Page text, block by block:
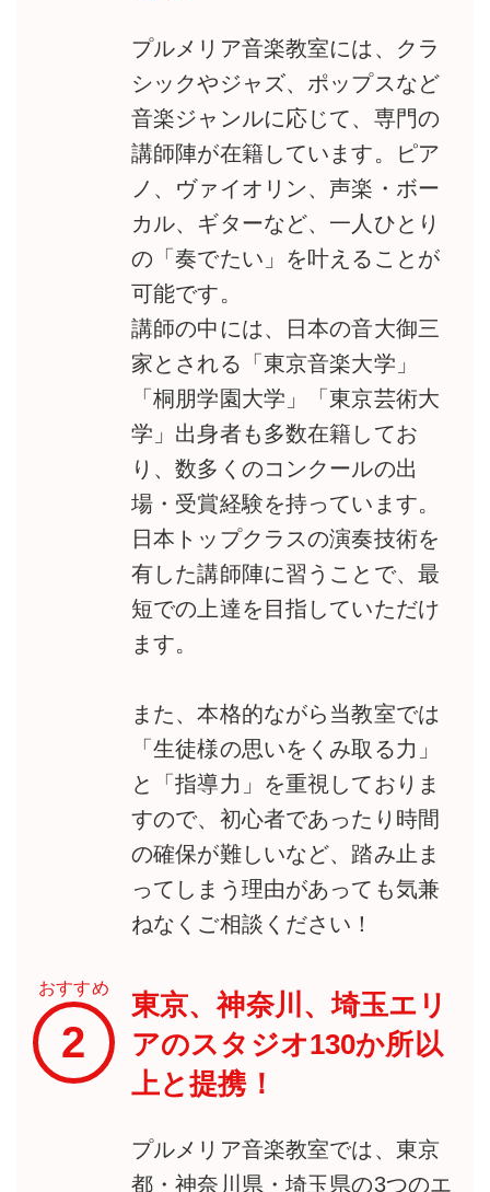
プルメリア音楽教室には、クラ
シックやジャズ、ポップスなど
音楽ジャンルに応じて、専門の
講師陣が在籍しています。ピア
ノ、ヴァイオリン、声楽・ボー
カル、ギターなど、一人ひとり
の「奏でたい」を叶えることが
可能です。
講師の中には、日本の音大御三
家とされる「東京音楽大学」
「桐朋学園大学」「東京芸術大
学」出身者も多数在籍してお
り、数多くのコンクールの出
場・受賞経験を持っています。
日本トップクラスの演奏技術を
有した講師陣に習うことで、最
短での上達を目指していただけ
ます。
また、本格的ながら当教室では
「生徒様の思いをくみ取る力」
と「指導力」を重視しておりま
すので、初心者であったり時間
の確保が難しいなど、踏み止ま
ってしまう理由があっても気兼
ねなくご相談ください！
おすすめ
2
東京、神奈川、埼玉エリ
アのスタジオ130か所以
上と提携！
プルメリア音楽教室では、東京
都・神奈川県・埼玉県の3つのエ